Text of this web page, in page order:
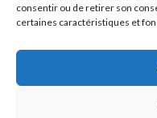
consentir ou de retirer son
certaines caractéristiques et